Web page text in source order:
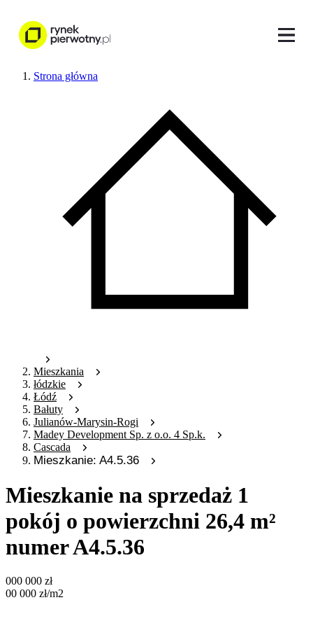
Strona główna
Mieszkania
łódzkie
Łódź
Bałuty
Julianów-Marysin-Rogi
Madey Development Sp. z o.o. 4 Sp.k.
Cascada
Mieszkanie: A4.5.36
Mieszkanie na sprzedaż 1
pokój o powierzchni 26,4 m²
numer A4.5.36
000 000 zł
00 000 zł/m2